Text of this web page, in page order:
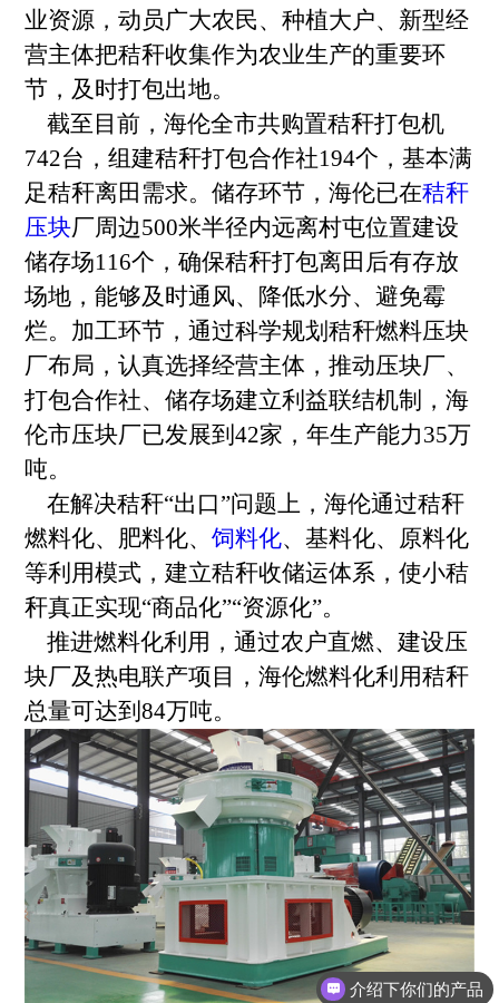
业资源，动员广大农民、种植大户、新型经
营主体把秸秆收集作为农业生产的重要环
节，及时打包出地。
截至目前，海伦全市共购置秸秆打包机
742台，组建秸秆打包合作社194个，基本满
足秸秆离田需求。储存环节，海伦已在秸秆
压块厂周边500米半径内远离村屯位置建设
储存场116个，确保秸秆打包离田后有存放
场地，能够及时通风、降低水分、避免霉
烂。加工环节，通过科学规划秸秆燃料压块
厂布局，认真选择经营主体，推动压块厂、
打包合作社、储存场建立利益联结机制，海
伦市压块厂已发展到42家，年生产能力35万
吨。
在解决秸秆“出口”问题上，海伦通过秸秆
燃料化、肥料化、饲料化、基料化、原料化
等利用模式，建立秸秆收储运体系，使小秸
秆真正实现“商品化”“资源化”。
推进燃料化利用，通过农户直燃、建设压
块厂及热电联产项目，海伦燃料化利用秸秆
总量可达到84万吨。
介绍下你们的产品